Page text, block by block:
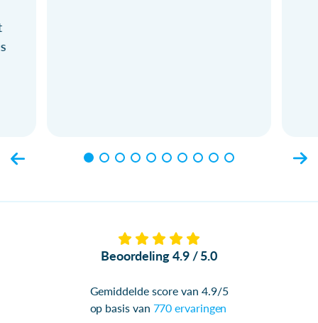
Beoordeling 4.9 / 5.0
Gemiddelde score van 4.9/5
op basis van 770 ervaringen